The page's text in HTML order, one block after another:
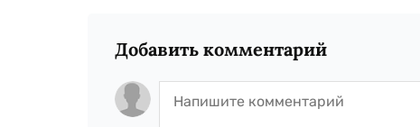
Добавить комментарий